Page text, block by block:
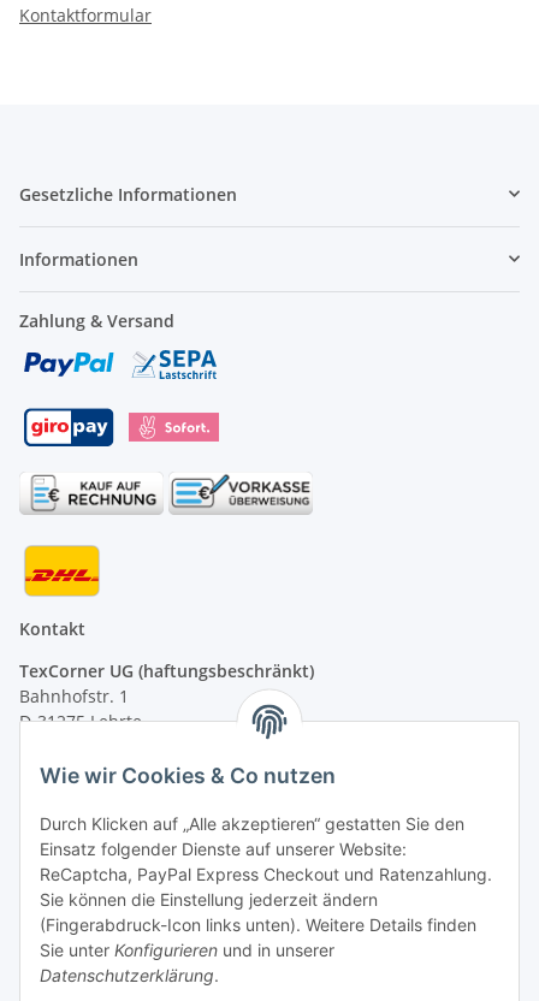
Kontaktformular
Gesetzliche Informationen
Informationen
Zahlung & Versand
Kontakt
TexCorner UG (haftungsbeschränkt)
Bahnhofstr. 1
D-31275 Lehrte
Montag - Freitag
von 09:00 - 13:00 Uhr
telefonisch erreichbar
Tel: +49 (0) 5132 8230689
Fax: +49 (0) 5132 8230693
E-Mail:mail@signalweste.net
Wie wir Cookies & Co nutzen
Durch Klicken auf „Alle akzeptieren“ gestatten Sie den
Einsatz folgender Dienste auf unserer Website:
ReCaptcha, PayPal Express Checkout und Ratenzahlung.
Sie können die Einstellung jederzeit ändern
(Fingerabdruck-Icon links unten). Weitere Details finden
Sie unter Konfigurieren und in unserer
Datenschutzerklärung.